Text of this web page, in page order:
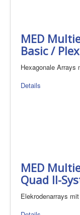
MED
Basic /
Hexagonale Arrays
Details
MED
Quad II-
Elekrodenarrays